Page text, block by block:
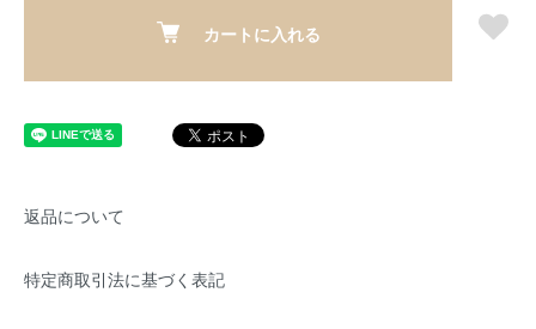
カートに入れる
返品について
特定商取引法に基づく表記